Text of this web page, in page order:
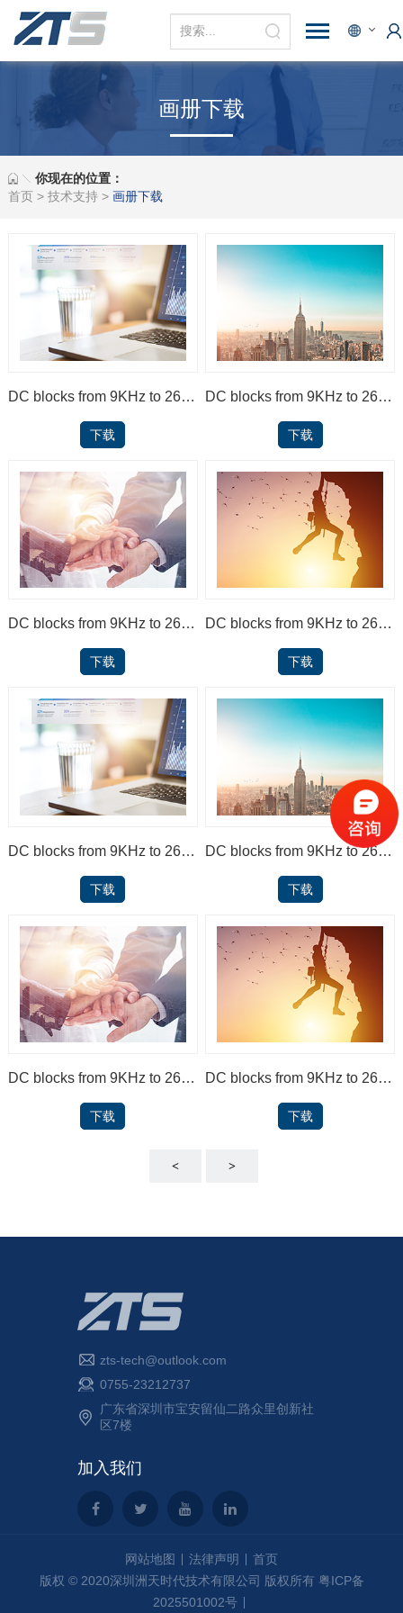
画册下载
你现在的位置：
首页> 技术支持> 画册下载
DC blocks from 9KHz to 26.5GHz
下载
DC blocks from 9KHz to 26.5GHz
下载
DC blocks from 9KHz to 26.5GHz
下载
DC blocks from 9KHz to 26.5GHz
下载
DC blocks from 9KHz to 26.5GHz
下载
DC blocks from 9KHz to 26.5GHz
下载
DC blocks from 9KHz to 26.5GHz
下载
DC blocks from 9KHz to 26.5GHz
下载
< >
zts-tech@outlook.com
0755-23212737
广东省深圳市宝安留仙二路众里创新社
区7楼
加入我们
网站地图 法律声明
首页
版权 © 2020深圳洲天时代技术有限公司 版权所有 粤ICP备
2025501002号